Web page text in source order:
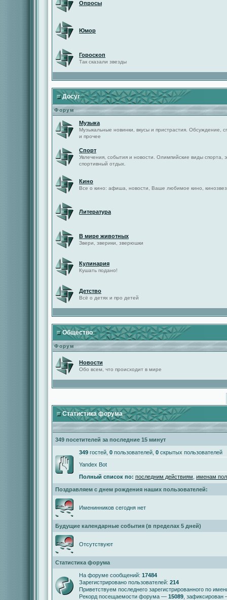
Опросы
Юмор
Гороскоп
Так сказали звезды
Досуг
Форум
Музыка
Музыкальные новинки, вкусы и пристрастия. Обсуждение,
и прочее
Спорт
Увлечения, события и новости. Олимпийские виды спорта,
спортивный отдых.
Кино
Все о кино: афиша, новости, Ваше любимое кино,
Литература
В мире животных
Звери, зверики, зверюшки
Кулинария
Кушать подано!
Детство
Всё о детях и про детей
Общество
Форум
Новости
Обо всем, что происходит в мире
Статистика форума
349 посетителей за последние 15 минут
349 гостей, 0 пользователей, 0 скрытых пользователей
Yandex Bot
Полный список по: последним действиям именам
Поздравляем с днем рождения наших пользователей:
Именинников сегодня нет
Будущие календарные события (в пределах 5 дней)
Отсутствуют
Статистика форума
На форуме сообщений: 17484
Зарегистрировано пользователей: 214
Приветствуем последнего зарегистрированного по
Рекорд посещаемости форума — 15089 ,